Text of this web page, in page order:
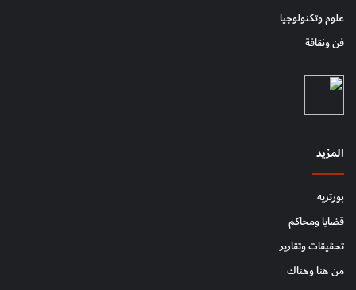
علوم وتكنولوجيا
فن وثقافة
المزيد
بورتريه
قضايا ومحاكم
تحقيقات وتقارير
من هنا وهناك